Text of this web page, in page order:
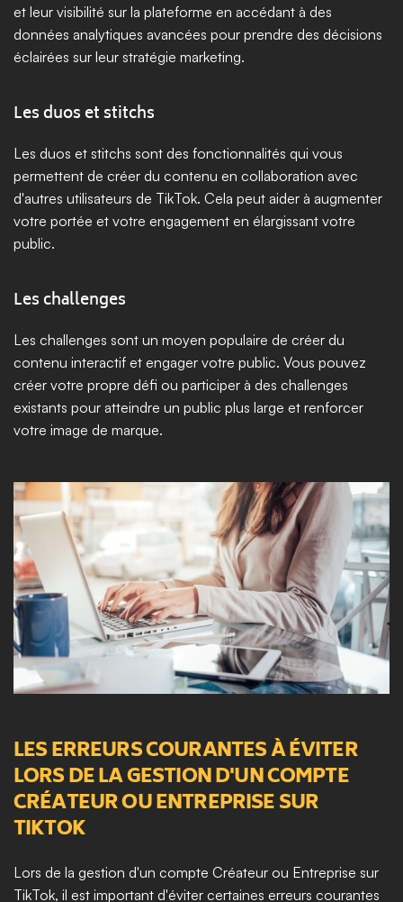
et leur visibilité sur la plateforme en accédant à des
données analytiques avancées pour prendre des décisions
éclairées sur leur stratégie marketing.
Les duos et stitchs
Les duos et stitchs sont des fonctionnalités qui vous
permettent de créer du contenu en collaboration avec
d'autres utilisateurs de TikTok. Cela peut aider à augmenter
votre portée et votre engagement en élargissant votre
public.
Les challenges
Les challenges sont un moyen populaire de créer du
contenu interactif et engager votre public. Vous pouvez
créer votre propre défi ou participer à des challenges
existants pour atteindre un public plus large et renforcer
votre image de marque.
LES ERREURS COURANTES À ÉVITER
LORS DE LA GESTION D'UN COMPTE
CRÉATEUR OU ENTREPRISE SUR
TIKTOK
Lors de la gestion d'un compte Créateur ou Entreprise sur
TikTok, il est important d'éviter certaines erreurs courantes